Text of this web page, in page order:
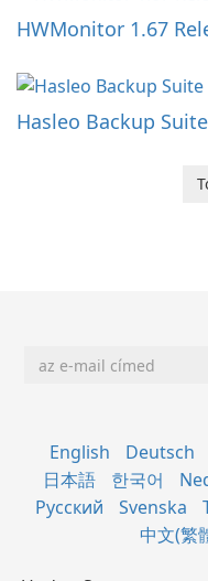
HWMonitor 1.67
Hasleo Backup
English Deutsch
日本語
한국어
Русский
Svenska
中文(繁